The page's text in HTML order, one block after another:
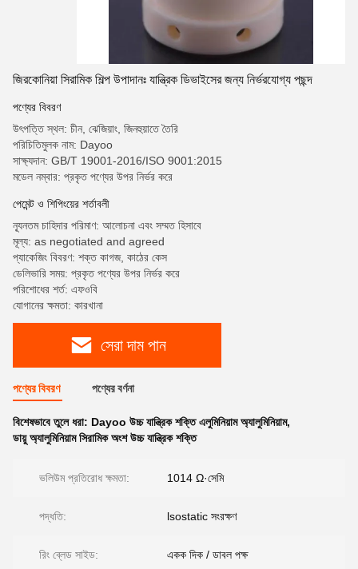
জিরকোনিয়া সিরামিক শিল্প উপাদানঃ যান্ত্রিক ডিভাইসের জন্য নির্ভরযোগ্য পছন্দ
পণ্যের বিবরণ
উৎপত্তি স্থল: চীন, ঝেজিয়াং, জিনহুয়াতে তৈরি
পরিচিতিমুলক নাম: Dayoo
সাক্ষ্যদান: GB/T 19001-2016/ISO 9001:2015
মডেল নম্বার: প্রকৃত পণ্যের উপর নির্ভর করে
পেমেন্ট ও শিপিংয়ের শর্তাবলী
ন্যূনতম চাহিদার পরিমাণ: আলোচনা এবং সম্মত হিসাবে
মূল্য: as negotiated and agreed
প্যাকেজিং বিবরণ: শক্ত কাগজ, কাঠের কেস
ডেলিভারি সময়: প্রকৃত পণ্যের উপর নির্ভর করে
পরিশোধের শর্ত: এফওবি
যোগানের ক্ষমতা: কারখানা
সেরা দাম পান
পণ্যের বিবরণ পণ্যের বর্ণনা
বিশেষভাবে তুলে ধরা: Dayoo উচ্চ যান্ত্রিক শক্তি এলুমিনিয়াম অ্যালুমিনিয়াম,
ডায়ু অ্যালুমিনিয়াম সিরামিক অংশ উচ্চ যান্ত্রিক শক্তি
ভলিউম প্রতিরোধ ক্ষমতা: 1014 Ω·সেমি
পদ্ধতি: lsostatic সংরক্ষণ
রিং ব্লেড সাইড: একক দিক / ডাবল পক্ষ